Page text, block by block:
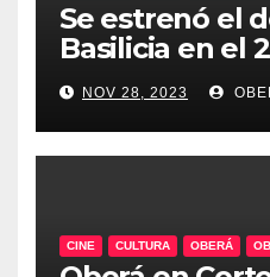
Se estrenó el
Basilicia en el
de Oberá en
NOV 28, 2023
CINE CULTURA OBERÁ